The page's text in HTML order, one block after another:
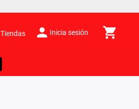
Tiendas Inicia sesión